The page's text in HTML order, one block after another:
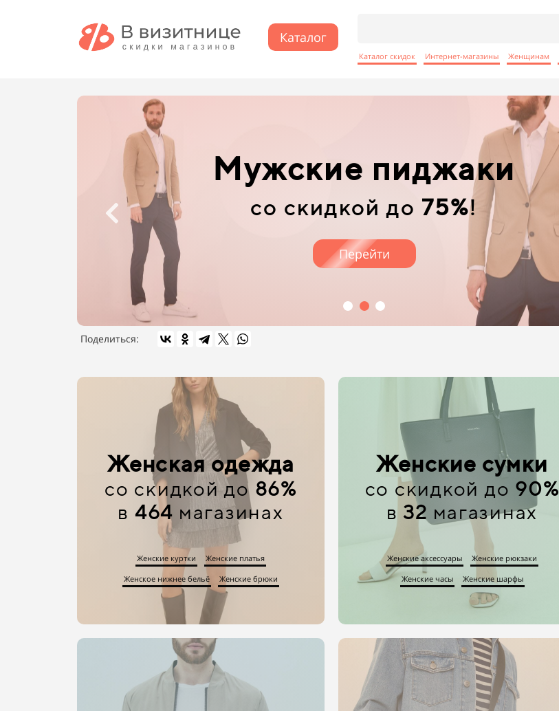
Каталог
Каталог скидок Интернет-магазины Женщинам
Детские джинсы
со скидкой до 73%!
Перейти
Поделиться:
Женская одежда
со скидкой до 86%
в 464 магазинах
Женские куртки Женские платья
Женское нижнее бельё Женские брюки
Женские сумки
со скидкой до 90%
в 32 магазинах
Женские аксессуары Женские рюкзаки
Женские часы Женские шарфы